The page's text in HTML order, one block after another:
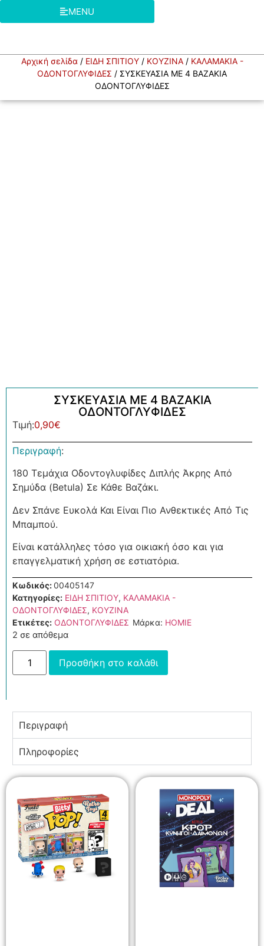
MENU
Αρχική σελίδα / ΕΙΔΗ ΣΠΙΤΙΟΥ/ ΚΟΥΖΙΝΑ/ ΚΑΛΑΜΑΚΙΑ -
ΟΔΟΝΤΟΓΛΥΦΙΔΕΣ / ΣΥΣΚΕΥΑΣΙΑ ΜΕ 4 ΒΑΖΑΚΙΑ
ΟΔΟΝΤΟΓΛΥΦΙΔΕΣ
ΣΥΣΚΕΥΑΣΙΑ ΜΕ 4 ΒΑΖΑΚΙΑ
ΟΔΟΝΤΟΓΛΥΦΙΔΕΣ
Τιμή:0,90€
Περιγραφή:
180 Τεμάχια Οδοντογλυφίδες Διπλής Άκρης Από
Σημύδα (Betula) Σε Κάθε Βαζάκι.
Δεν Σπάνε Ευκολά Και Είναι Πιο Ανθεκτικές Από Τις
Μπαμπού.
Είναι κατάλληλες τόσο για οικιακή όσο και για
επαγγελματική χρήση σε εστιατόρια.
Κωδικός:00405147
Κατηγορίες: ΕΙΔΗ ΣΠΙΤΙΟΥ, ΚΑΛΑΜΑΚΙΑ -
ΟΔΟΝΤΟΓΛΥΦΙΔΕΣ, ΚΟΥΖΙΝΑ
Ετικέτες: ΟΔΟΝΤΟΓΛΥΦΙΔΕΣ Μάρκα: HOMIE
2 σε απόθεμα
Προσθήκη στο καλάθι
Περιγραφή
Πληροφορίες